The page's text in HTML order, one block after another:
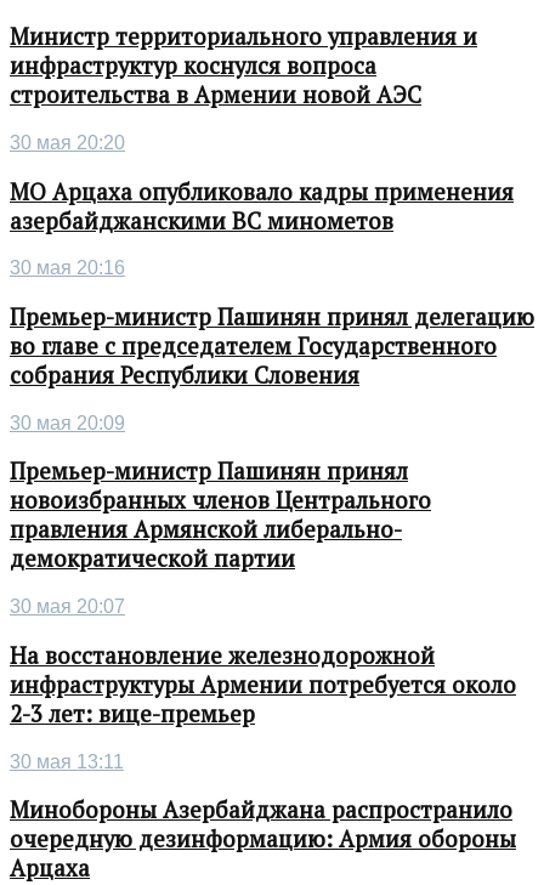
Министр территориального управления и
инфраструктур коснулся вопроса
строительства в Армении новой АЭС
30 мая 20:20
МО Арцаха опубликовало кадры применения
азербайджанскими ВС минометов
30 мая 20:16
Премьер-министр Пашинян принял делегацию
во главе с председателем Государственного
собрания Республики Словения
30 мая 20:09
Премьер-министр Пашинян принял
новоизбранных членов Центрального
правления Армянской либерально-
демократической партии
30 мая 20:07
На восстановление железнодорожной
инфраструктуры Армении потребуется около
2-3 лет: вице-премьер
30 мая 13:11
Минобороны Азербайджана распространило
очередную дезинформацию: Армия обороны
Арцаха